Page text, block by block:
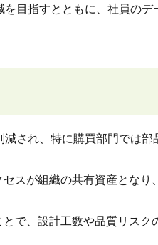
目指すとともに、社員のデ
減され、特に購買部門では部
スが組織の共有資産となり
で、設計工数や品質リスク